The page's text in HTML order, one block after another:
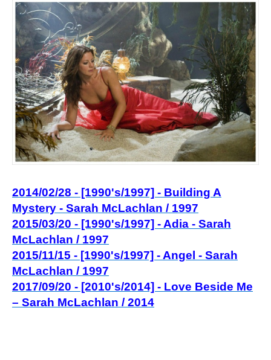
2014/02/28 - [1990's/1997] - Building A
Mystery - Sarah McLachlan / 1997
2015/03/20 - [1990's/1997] - Adia - Sarah
McLachlan / 1997
2015/11/15 - [1990's/1997] - Angel - Sarah
McLachlan / 1997
2017/09/20 - [2010's/2014] - Love Beside Me
– Sarah McLachlan / 2014